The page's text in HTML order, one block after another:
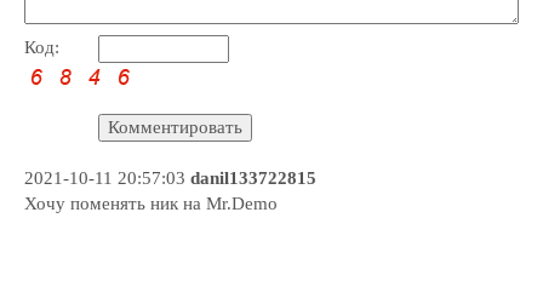
Код:
2021-10-11 20:57:03 danil133722815
Хочу поменять ник на Mr.Demo